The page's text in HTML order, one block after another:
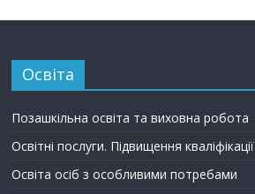
Освіта
Позашкільна освіта та виховна робота
Освітні послуги. Підвищення кваліфікації
Освіта осіб з особливими потребами